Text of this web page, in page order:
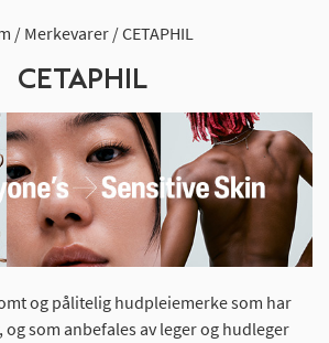
Merkevarer CETAPHIL
CETAPHIL
og pålitelig hudpleiemerke som har
og som anbefales av leger og hudleger